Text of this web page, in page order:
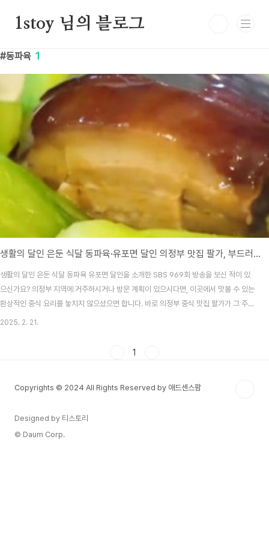
1stoy 님의 블로그
동파육 1
생활의 달인 은둔 식달 동파육·유포면 달인 의정부 맛집 팔가, 부드러움과 매콤함의 완벽 조화
생활의 달인 은둔 식달 동파육 유포면 달인을 소개한 SBS 969회 방송을 보신 적이 있
으신가요? 의정부 지역에 거주하시거나 방문 계획이 있으시다면, 이곳에서 맛볼 수 있는
환상적인 중식 요리를 놓치지 않으셨으면 합니다. 바로 의정부 중식 맛집 팔가가 그 주인
공입니다. 중화요리의 정수를 담아낸 동파육의 깊은 풍미와, 매콤 달콤한 양념이 살아 있
구에서 약 300m 남짓 걸..
2025. 2. 21.
1
Copyrights © 2024 All Rights Reserved by 애드센스팜
Designed by 티스토리
© Daum Corp.